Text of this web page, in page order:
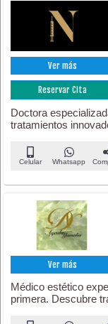
Ver más
Reservar Cita
Doctora
tratamientos
Celular Whatsapp
Ver más
Médico estético
primera. Descubre